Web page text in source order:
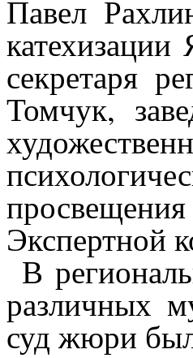
Павел
катехизации
секретаря
Томчук,
Экспертной
В
различных
суд жюри